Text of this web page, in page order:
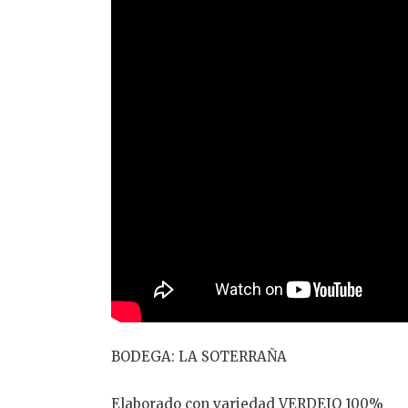
BODEGA: LA SOTERRAÑA
Elaborado con variedad VERDEJO 100%